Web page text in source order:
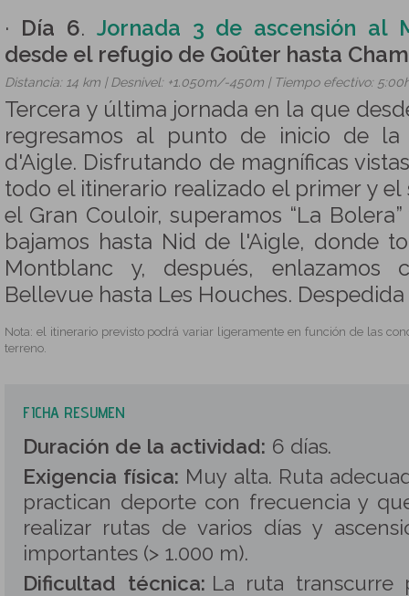
· Día 6. Jornada 3 de ascensión al
desde el refugio de Goûter hasta
Distancia: 14 km | Desnivel: +1.050m/-450m | Tiempo efectivo:
Tercera y última jornada en la que
regresamos al punto de inicio de
d'Aigle. Disfrutando de magníficas
todo el itinerario realizado el primer y
el Gran Couloir, superamos “La
bajamos hasta Nid de l'Aigle, donde
Montblanc y, después,
Bellevue hasta Les Houches.
Nota: el itinerario previsto podrá variar ligeramente en función de las
terreno.
FICHA RESUMEN
Duración de la actividad: 6 días.
Exigencia física: Muy alta. Ruta
practican deporte con frecuencia y
realizar rutas de varios días y
importantes (> 1.000 m).
Dificultad técnica: La ruta transcurre